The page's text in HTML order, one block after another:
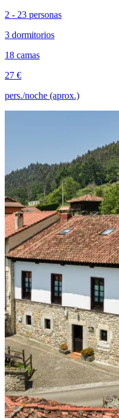
2 - 23 personas
3 dormitorios
18 camas
27 €
pers./noche (aprox.)